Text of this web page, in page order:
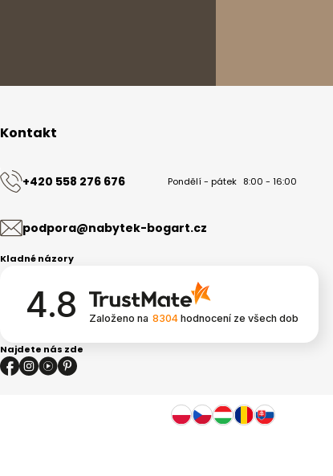
Kontakt
+420 558 276 676 Pondělí - pátek 8:00 - 16:00
podpora@nabytek-bogart.cz
Kladné názory
4.8 Založeno na 8304 hodnocení ze všech dob
Najdete nás zde